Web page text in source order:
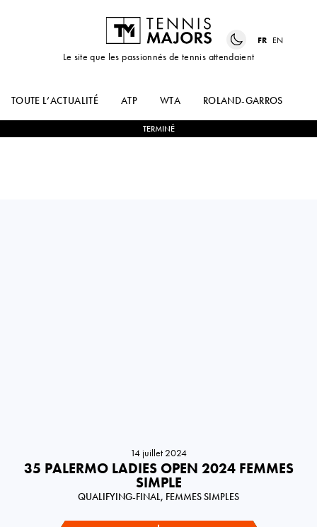
Le site que les passionnés de tennis attendaient
FR EN
TOUTE L’ACTUALITÉ ATP WTA ROLAND-GARROS
TERMINÉ
14 juillet 2024
35 PALERMO LADIES OPEN 2024 FEMMES
SIMPLE
QUALIFYING-FINAL, FEMMES SIMPLES